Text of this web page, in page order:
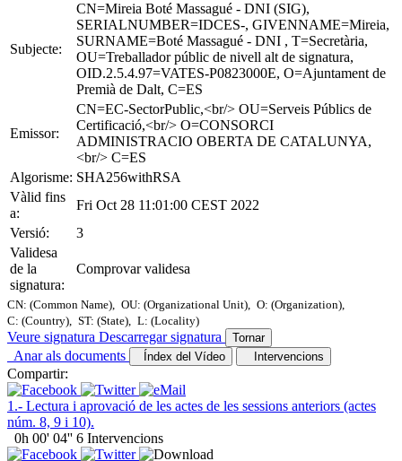
Subjecte:
CN=Mireia Boté Massagué - DNI (SIG),
SERIALNUMBER=IDCES-, GIVENNAME=Mireia,
SURNAME=Boté Massagué - DNI , T=Secretària,
OU=Treballador públic de nivell alt de signatura,
OID.2.5.4.97=VATES-P0823000E, O=Ajuntament de
Premià de Dalt, C=ES
Emissor:
CN=EC-SectorPublic,<br/> OU=Serveis Públics de
Certificació,<br/> O=CONSORCI
ADMINISTRACIO OBERTA DE CATALUNYA,
<br/> C=ES
Algorisme: SHA256withRSA
Vàlid fins
a:
Fri Oct 28 11:01:00 CEST 2022
Versió:
3
Validesa
de la
signatura:
Comprovar validesa
CN: (Common Name), OU: (Organizational Unit), O: (Organization),
C: (Country), ST: (State), L: (Locality)
Veure signatura Descarregar signatura Tornar
Anar als documents Índex del Vídeo Intervencions
Compartir:
1.- Lectura i aprovació de les actes de les sessions anteriors (actes
núm. 8, 9 i 10).
0h 00' 04'' 6 Intervencions